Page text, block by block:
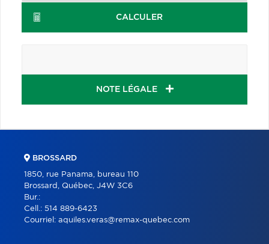
CALCULER
NOTE LÉGALE
BROSSARD
1850, rue Panama, bureau 110
Brossard, Québec, J4W 3C6
Bur.:
Cell.: 514 889-6423
Courriel: aquiles.veras@remax-quebec.com